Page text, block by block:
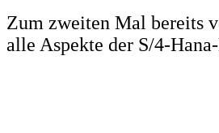
Zum zweiten Mal bereits
alle Aspekte der S/4-